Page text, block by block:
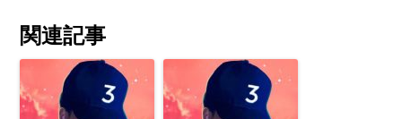
関連記事